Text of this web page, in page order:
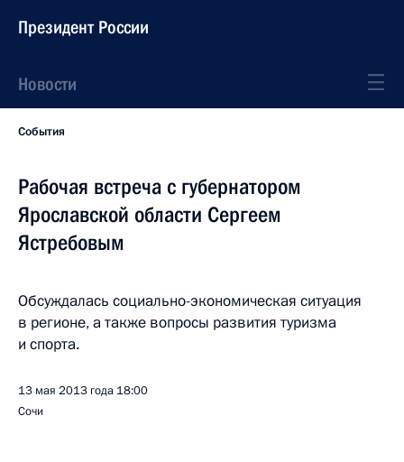
Президент России
Новости
События
Рабочая встреча с губернатором
Ярославской области Сергеем
Ястребовым
Обсуждалась социально-экономическая ситуация
в регионе, а также вопросы развития туризма
и спорта.
13 мая 2013 года 18:00
Сочи